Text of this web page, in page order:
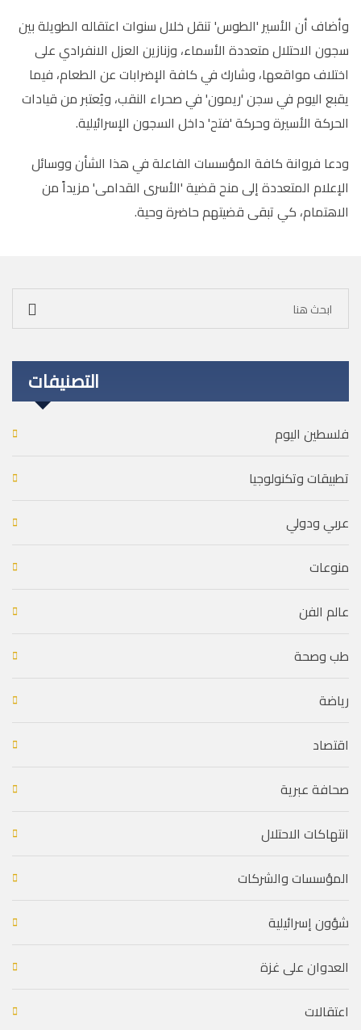
وأضاف أن الأسير 'الطوس' تنقل خلال سنوات اعتقاله الطويلة بين
سجون الاحتلال متعددة الأسماء، وزنازين العزل الانفرادي على
اختلاف مواقعها، وشارك في كافة الإضرابات عن الطعام، فيما
يقبع اليوم في سجن 'ريمون' في صحراء النقب، ويُعتبر من قيادات
الحركة الأسيرة وحركة 'فتح' داخل السجون الإسرائيلية.
ودعا فروانة كافة المؤسسات الفاعلة في هذا الشأن ووسائل
الإعلام المتعددة إلى منح قضية 'الأسرى القدامى' مزيداً من
الاهتمام، كي تبقى قضيتهم حاضرة وحية.
التصنيفات
فلسطين اليوم
تطبيقات وتكنولوجيا
عربي ودولي
منوعات
عالم الفن
طب وصحة
رياضة
اقتصاد
صحافة عبرية
انتهاكات الاحتلال
المؤسسات والشركات
شؤون إسرائيلية
العدوان على غزة
اعتقالات